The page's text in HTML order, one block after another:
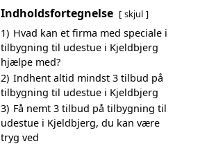
Indholdsfortegnelse skjul
1) Hvad kan et firma med speciale i
tilbygning til udestue i Kjeldbjerg
hjælpe med?
2) Indhent altid mindst 3 tilbud på
tilbygning til udestue i Kjeldbjerg
3) Få nemt 3 tilbud på tilbygning til
udestue i Kjeldbjerg, du kan være
tryg ved